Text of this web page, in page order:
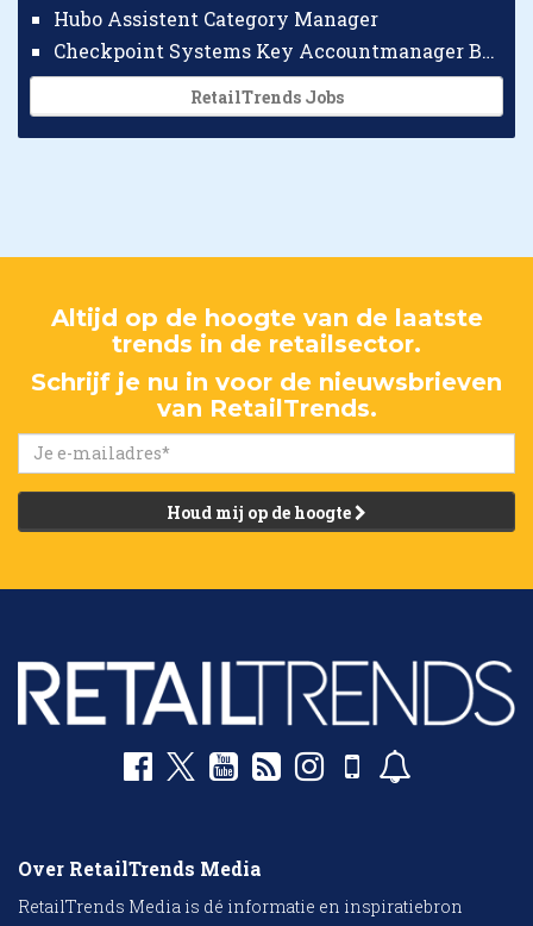
Hubo Assistent Category Manager
Checkpoint Systems Key Accountmanager Benelux
RetailTrends Jobs
Altijd op de hoogte van de laatste
trends in de retailsector.
Schrijf je nu in voor de nieuwsbrieven
van RetailTrends.
Houd mij op de hoogte
Over RetailTrends Media
RetailTrends Media is dé informatie en inspiratiebron